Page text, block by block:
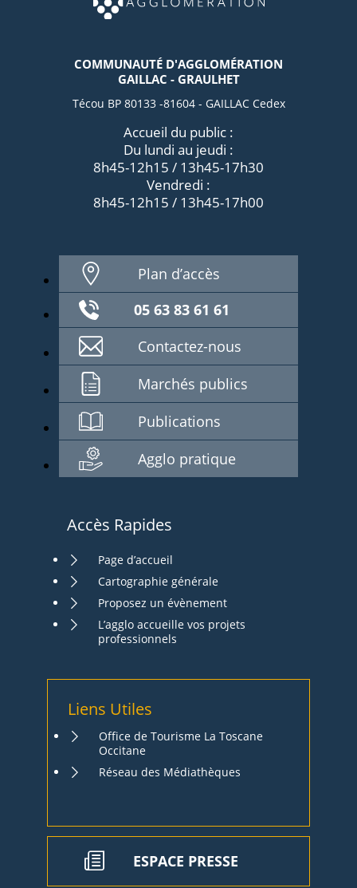
COMMUNAUTÉ D'AGGLOMÉRATION
GAILLAC - GRAULHET
Técou BP 80133 -81604 - GAILLAC Cedex
Accueil du public :
Du lundi au jeudi :
8h45-12h15 / 13h45-17h30
Vendredi :
8h45-12h15 / 13h45-17h00
Plan d’accès
05 63 83 61 61
Contactez-nous
Marchés publics
Publications
Agglo pratique
Accès Rapides
Page d’accueil
Cartographie générale
Proposez un évènement
L’agglo accueille vos projets
professionnels
Liens Utiles
Office de Tourisme La Toscane
Occitane
Réseau des Médiathèques
ESPACE PRESSE